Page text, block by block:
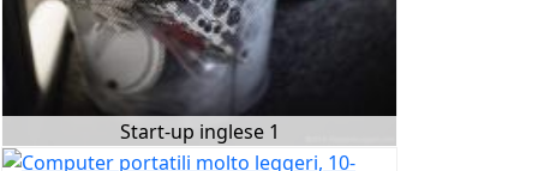
Start-up inglese 1